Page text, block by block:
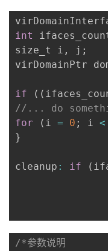
int
size_t i , j ;
virDomainPtr
if ( (
//... do
for
( i = 0 ; i <
}
cleanup : if (
/*参数说明